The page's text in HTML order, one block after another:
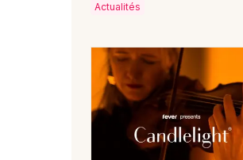
Actualités